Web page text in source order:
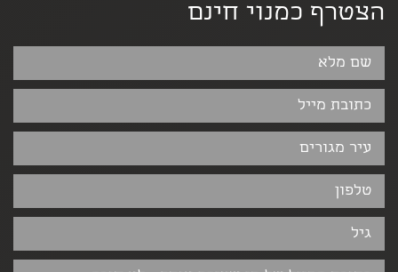
הצטרף כמנוי חינם